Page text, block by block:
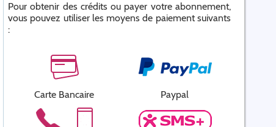
Pour obtenir des crédits ou payer votre abonnement,
vous pouvez utiliser les moyens de paiement suivants
:
Carte Bancaire Paypal